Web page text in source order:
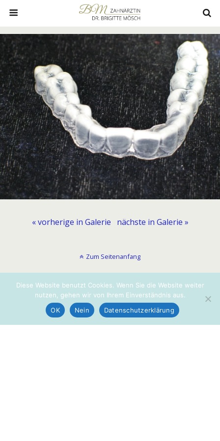
« vorherige in Galerie nächste in Galerie »
Diese Website benutzt Cookies. Wenn Sie die Website weiter
nutzen, gehen wir von Ihrem Einverständnis aus.
OK
Nein Datenschutzerklärung
Zum Seitenanfang